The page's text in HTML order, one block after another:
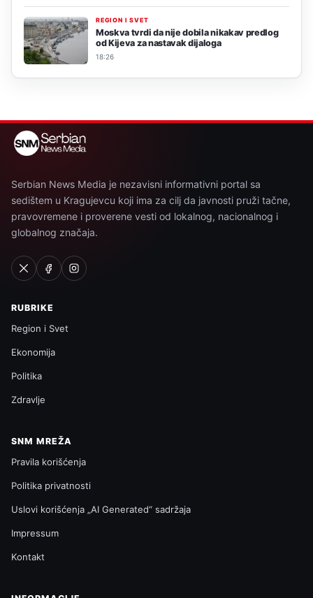
REGION I SVET
Moskva tvrdi da nije dobila nikakav predlog
od Kijeva za nastavak dijaloga
18:26
Serbian News Media je nezavisni informativni portal sa
sedištem u Kragujevcu koji ima za cilj da javnosti pruži tačne,
pravovremene i proverene vesti od lokalnog, nacionalnog i
globalnog značaja.
RUBRIKE
Region i Svet
Ekonomija
Politika
Zdravlje
SNM MREŽA
Pravila korišćenja
Politika privatnosti
Uslovi korišćenja „AI Generated“ sadržaja
Impressum
Kontakt